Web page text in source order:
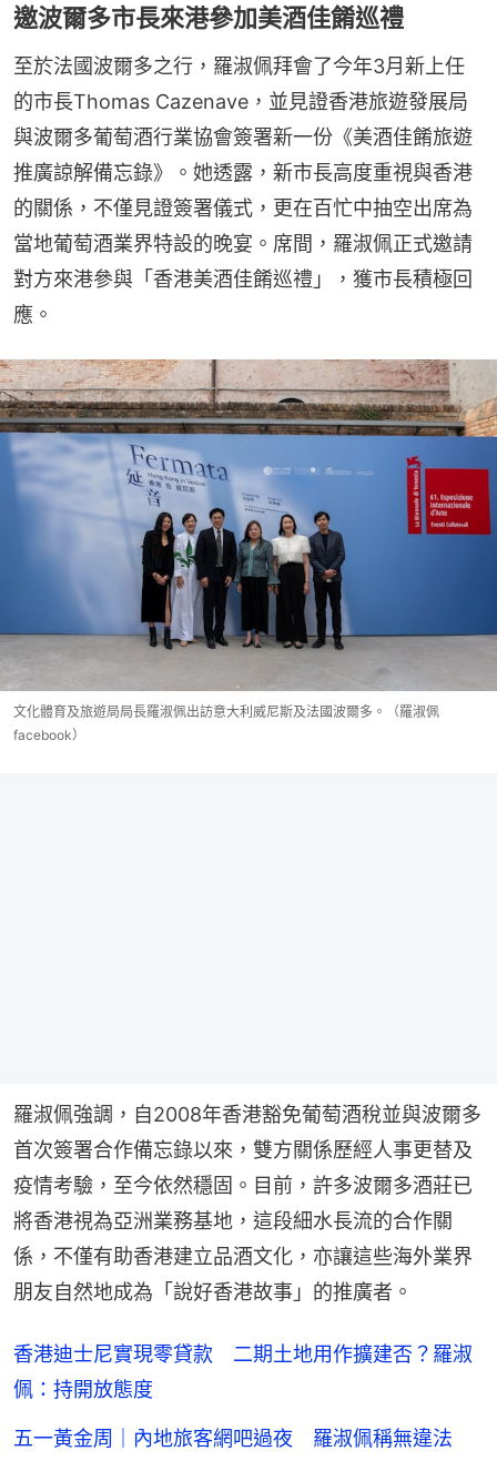
邀波爾多市長來港參加美酒佳餚巡禮
至於法國波爾多之行，羅淑佩拜會了今年3月新上任
的市長Thomas Cazenave，並見證香港旅遊發展局
與波爾多葡萄酒行業協會簽署新一份《美酒佳餚旅遊
推廣諒解備忘錄》。她透露，新市長高度重視與香港
的關係，不僅見證簽署儀式，更在百忙中抽空出席為
當地葡萄酒業界特設的晚宴。席間，羅淑佩正式邀請
對方來港參與「香港美酒佳餚巡禮」，獲市長積極回
應。
文化體育及旅遊局局長羅淑佩出訪意大利威尼斯及法國波爾多。（羅淑佩
facebook）
羅淑佩強調，自2008年香港豁免葡萄酒稅並與波爾多
首次簽署合作備忘錄以來，雙方關係歷經人事更替及
疫情考驗，至今依然穩固。目前，許多波爾多酒莊已
將香港視為亞洲業務基地，這段細水長流的合作關
係，不僅有助香港建立品酒文化，亦讓這些海外業界
朋友自然地成為「說好香港故事」的推廣者。
香港迪士尼實現零貸款 二期土地用作擴建否？羅淑
佩：持開放態度
五一黃金周｜內地旅客網吧過夜 羅淑佩稱無違法